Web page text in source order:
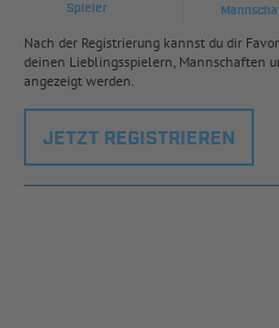
Spieler
Nach der Registrierung kannst du dir
deinen Lieblingsspielern, Mannschaften
angezeigt werden.
JETZT REGISTRIEREN